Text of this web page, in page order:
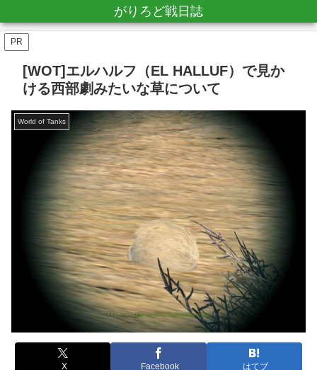
がりろど戦日誌
PR
[WOT]エルハルフ（EL HALLUF）で見か
ける西部劇みたいな草について
World of Tanks
X Facebook はてブ